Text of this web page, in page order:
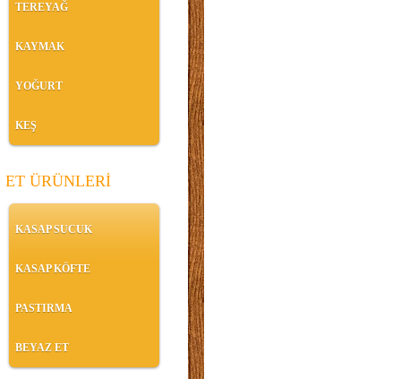
TEREYAĞ
KAYMAK
YOĞURT
KEŞ
ET ÜRÜNLERİ
KASAP SUCUK
KASAP KÖFTE
PASTIRMA
BEYAZ ET